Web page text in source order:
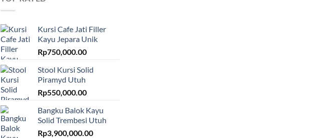
Kursi Cafe Jati Filler
Kayu Jepara Unik
Rp750,000.00
Stool Kursi Solid
Piramyd Utuh
Rp550,000.00
Bangku Balok Kayu
Solid Trembesi Utuh
Rp3,900,000.00